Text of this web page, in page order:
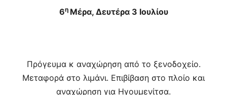
6η Μέρα, Δευτέρα 3 Ιουλίου
Πρόγευμα κ αναχώρηση από το ξενοδοχείο.
Μεταφορά στο λιμάνι. Επιβίβαση στο πλοίο και
αναχώρηση για Ηγουμενίτσα.